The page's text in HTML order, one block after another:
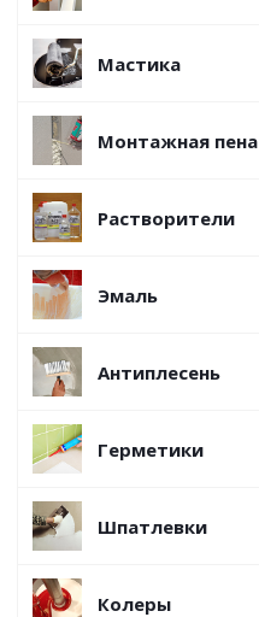
Мастика
Монтажная пена
Растворители
Эмаль
Антиплесень
Герметики
Шпатлевки
Колеры